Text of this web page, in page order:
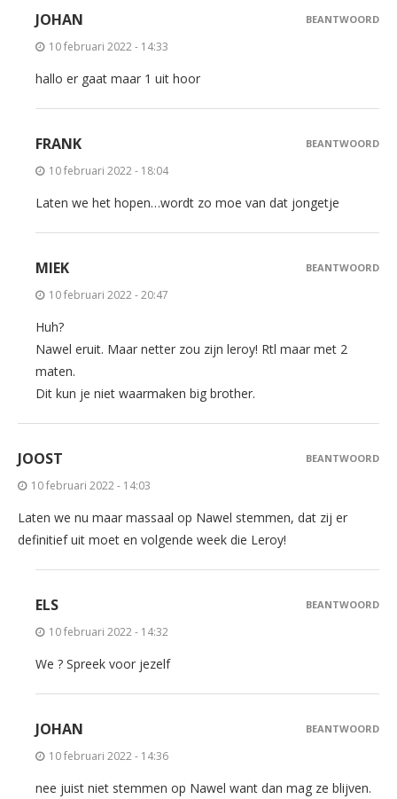
JOHAN
10 februari 2022 - 14:33
hallo er gaat maar 1 uit hoor
BEANTWOORD
FRANK
10 februari 2022 - 18:04
Laten we het hopen…wordt zo moe van dat jongetje
BEANTWOORD
MIEK
10 februari 2022 - 20:47
Huh?
Nawel eruit. Maar netter zou zijn leroy! Rtl maar met 2
maten.
Dit kun je niet waarmaken big brother.
BEANTWOORD
JOOST
10 februari 2022 - 14:03
Laten we nu maar massaal op Nawel stemmen, dat zij er
definitief uit moet en volgende week die Leroy!
BEANTWOORD
ELS
10 februari 2022 - 14:32
We ? Spreek voor jezelf
BEANTWOORD
JOHAN
10 februari 2022 - 14:36
nee juist niet stemmen op Nawel want dan mag ze blijven.
BEANTWOORD